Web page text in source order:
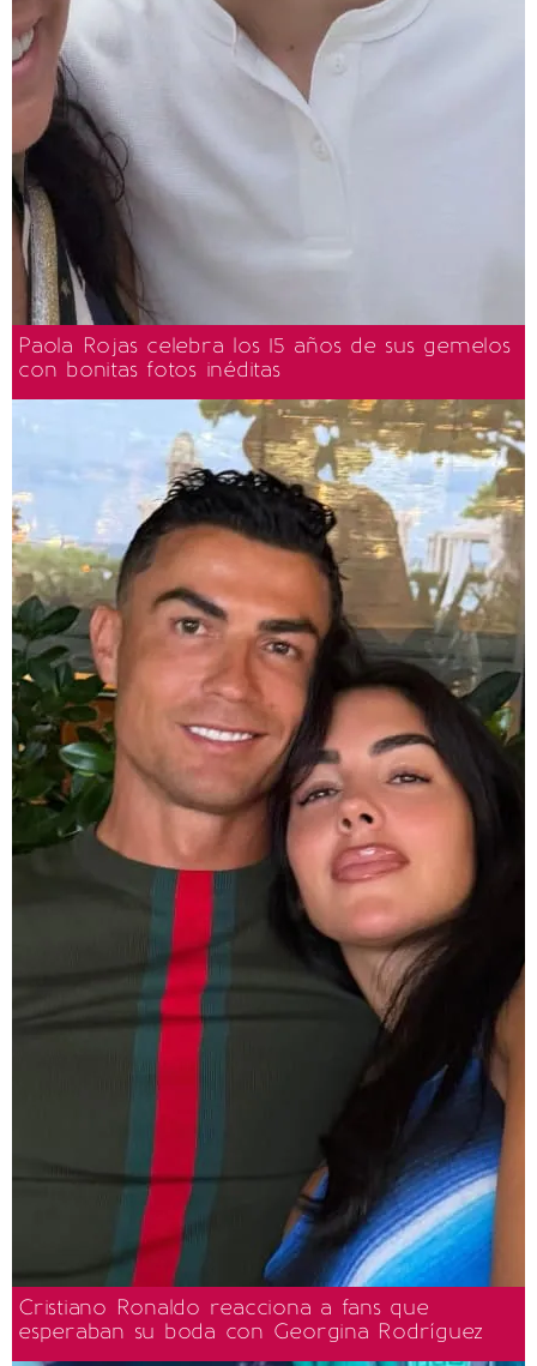
Paola Rojas celebra los 15 años de sus gemelos
con bonitas fotos inéditas
Cristiano Ronaldo reacciona a fans que
esperaban su boda con Georgina Rodríguez